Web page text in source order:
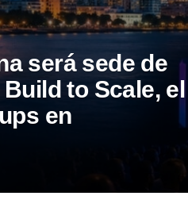
será sede de
to Scale, el
en